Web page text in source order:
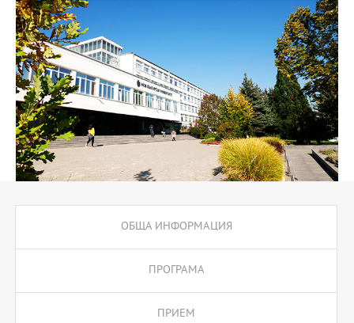
точарски техники, които до момента не присъстват в
образователните програми на другите висши учебни
заведения.
Програмата е особено уникална в представянето на
артистичната керамика в една модерна визия, при която
класически практики се съчетават с компютърни и дигитални
технологии (3D принтер). Този начин на съвместяване на
различни изразни средства в един цялостен съвременен
продукт на базата на керамиката и порцеланът е иновативен за
България, като за първи път се прилага в обучението на
студентите по керамика и порцелан в НБУ.
средства в съчетание с керамика и порцелан, което я рамкира
като пластично изкуство от нов тип, с модерна и съвременна
Програмата предлага специализации или стажове по керамика,
порцелан и компютърно проектиране в УПИЗ или във фирми
по договор в България и чужбина.
ОБЩА ИНФОРМАЦИЯ
ПРОГРАМА
ПРИЕМ